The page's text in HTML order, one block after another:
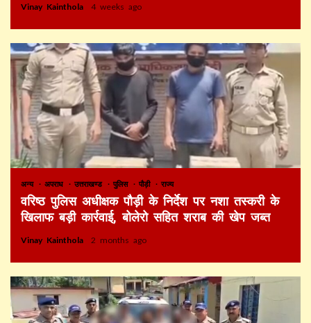
Vinay Kainthola 4 weeks ago
अन्य अपराध उत्तराखण्ड पुलिस पौड़ी राज्य
वरिष्ठ पुलिस अधीक्षक पौड़ी के निर्देश पर नशा तस्करी के
खिलाफ बड़ी कार्रवाई, बोलेरो सहित शराब की खेप जब्त
Vinay Kainthola 2 months ago